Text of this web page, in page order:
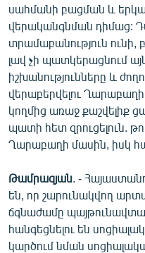
սահմանի բացման և
վերականգնման դիմաց:
տրամաբանություն ունի,
լավ չի պատկերացնում
իշխանությունները և
վերաբերվելու Ղարաբաղի
կողմից առաջ քաշվելիք
պատի հետ զրուցելուն.
Ղարաբաղի մասին, իսկ
Թամրազյան . -
են, որ շարունակվող
ճգնաժամը
հանգեցնելու են
կարծում նման